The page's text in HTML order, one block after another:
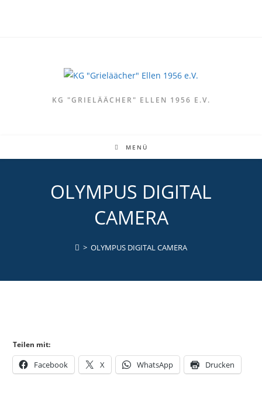
KG "GRIELÄÄCHER" ELLEN 1956 E.V.
MENÜ
OLYMPUS DIGITAL
CAMERA
> OLYMPUS DIGITAL CAMERA
Teilen mit:
Facebook X WhatsApp Drucken